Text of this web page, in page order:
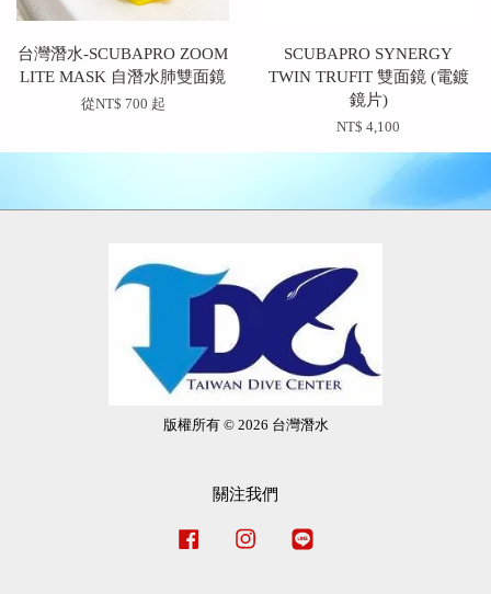
台灣潛水-SCUBAPRO ZOOM
LITE MASK 自潛水肺雙面鏡
從NT$ 700 起
SCUBAPRO SYNERGY
TWIN TRUFIT 雙面鏡 (電鍍
鏡片)
NT$ 4,100
版權所有 © 2026 台灣潛水
關注我們
Facebook Instagram